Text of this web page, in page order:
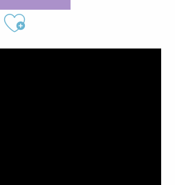
Ajouter aux favoris